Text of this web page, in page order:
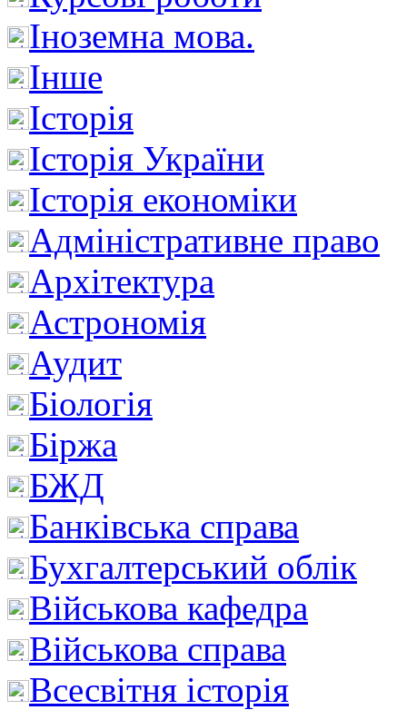
Іноземна мова.
Інше
Історія
Історія України
Історія економіки
Адміністративне право
Архітектура
Астрономія
Аудит
Біологія
Біржа
БЖД
Банківська справа
Бухгалтерський облік
Військова кафедра
Військова справа
Всесвітня історія